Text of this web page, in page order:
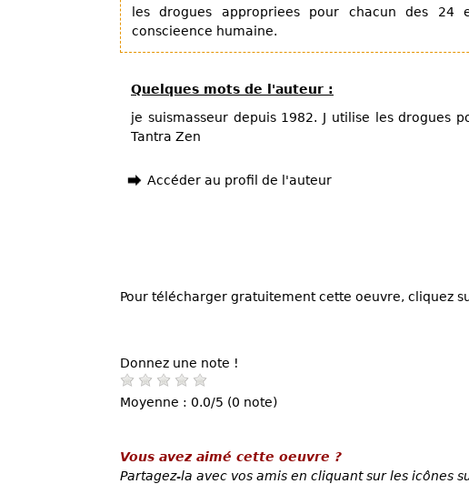
les drogues appropriees pour chacun des 24
conscieence humaine.
Quelques mots de l'auteur :
je suismasseur depuis 1982. J utilise les drogues
Tantra Zen
Accéder au profil de l'auteur
Pour télécharger gratuitement cette oeuvre, cliquez
Donnez une note !
Moyenne : 0.0/5 (0 note)
Vous avez aimé cette oeuvre ?
Partagez-la avec vos amis en cliquant sur les icônes